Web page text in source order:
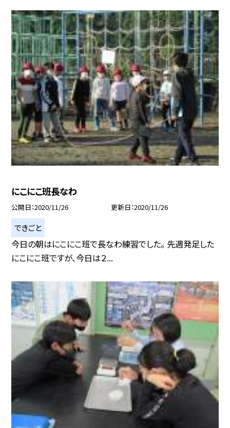
にこにこ班長なわ
公開日 2020/11/26 更新日 2020/11/26
できごと
今日の朝はにこにこ班で長なわ練習でした。 先週発足した
にこにこ班ですが、今日は２...